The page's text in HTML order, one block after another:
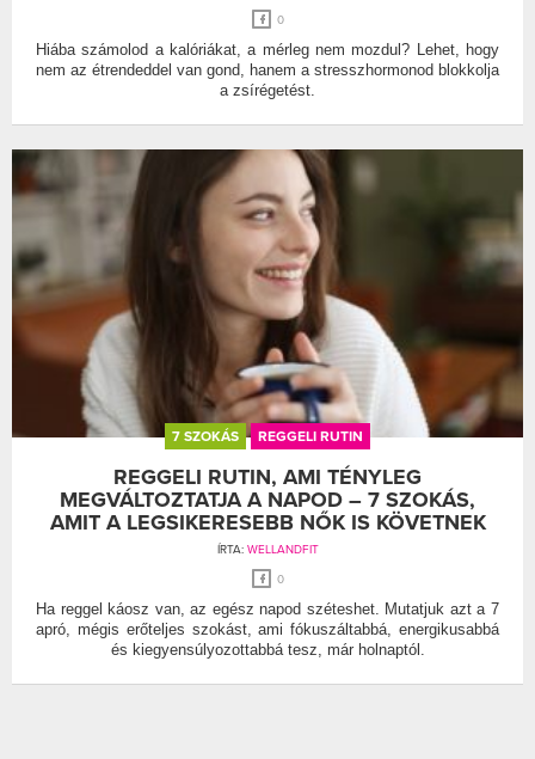
0
Hiába számolod a kalóriákat, a mérleg nem mozdul? Lehet, hogy
nem az étrendeddel van gond, hanem a stresszhormonod blokkolja
a zsírégetést.
7 SZOKÁS REGGELI RUTIN
REGGELI RUTIN, AMI TÉNYLEG
MEGVÁLTOZTATJA A NAPOD – 7 SZOKÁS,
AMIT A LEGSIKERESEBB NŐK IS KÖVETNEK
ÍRTA: WELLANDFIT
0
Ha reggel káosz van, az egész napod széteshet. Mutatjuk azt a 7
apró, mégis erőteljes szokást, ami fókuszáltabbá, energikusabbá
és kiegyensúlyozottabbá tesz, már holnaptól.